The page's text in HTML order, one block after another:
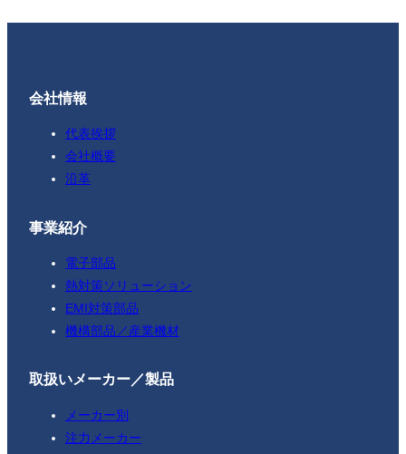
会社情報
代表挨拶
会社概要
沿革
事業紹介
電子部品
熱対策ソリューション
EMI対策部品
機構部品／産業機材
取扱いメーカー／製品
メーカー別
注力メーカー